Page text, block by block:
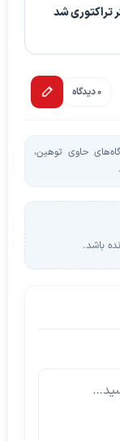
تراکتوری شد
0 دیدگاه
حاوی توهین،
باشد.